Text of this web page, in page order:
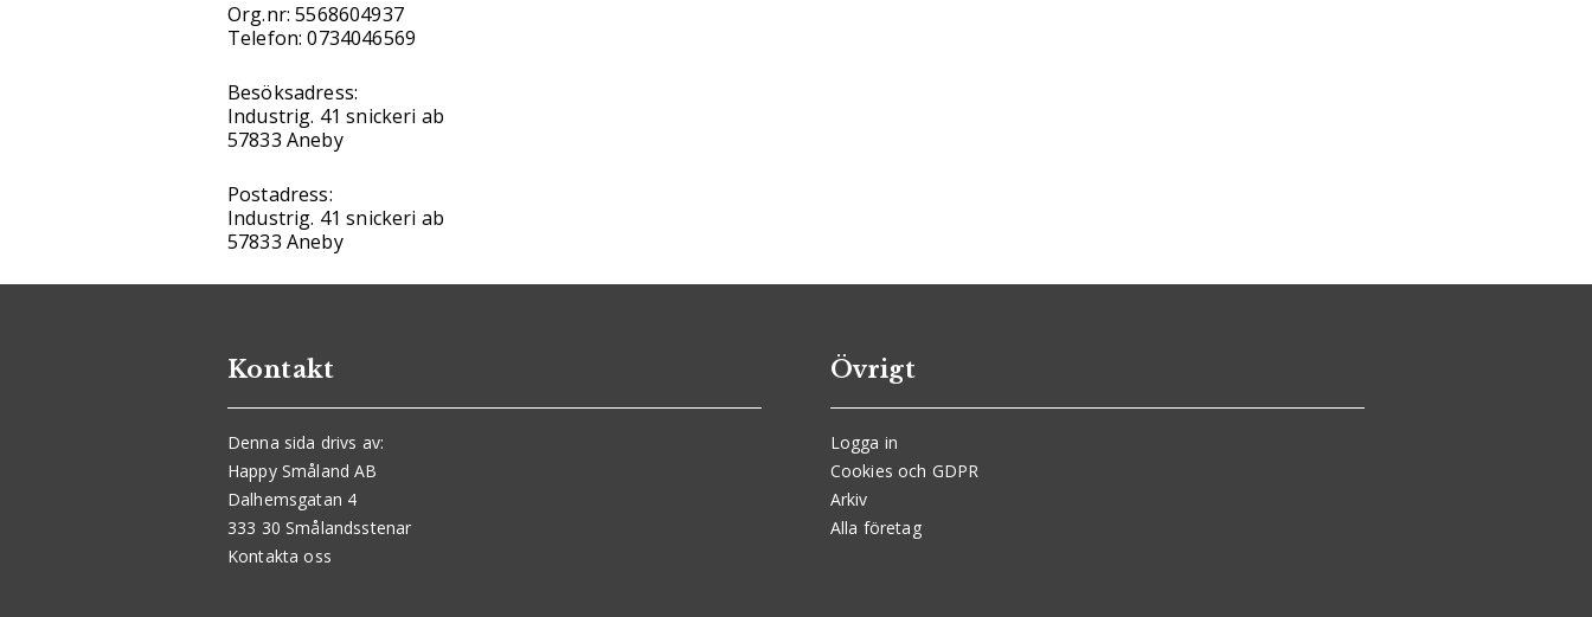
Org.nr: 5568604937
Telefon: 0734046569
Besöksadress:
Industrig. 41 snickeri ab
57833 Aneby
Postadress:
Industrig. 41 snickeri ab
57833 Aneby
Kontakt
Denna sida drivs av:
Happy Småland AB
Dalhemsgatan 4
333 30 Smålandsstenar
Kontakta oss
Övrigt
Logga in
Cookies och GDPR
Arkiv
Alla företag